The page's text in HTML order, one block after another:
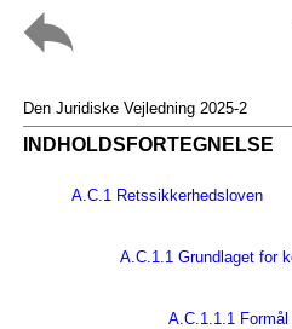
Den Juridiske Vejledning 2025-2
INDHOLDSFORTEGNELSE
A.C.1 Retssikkerhedsloven
A.C.1.1 Grundlaget for
A.C.1.1.1